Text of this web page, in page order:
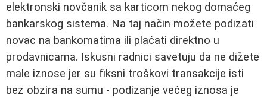
elektronski novčanik sa karticom nekog domaćeg
bankarskog sistema. Na taj način možete podizati
novac na bankomatima ili plaćati direktno u
prodavnicama. Iskusni radnici savetuju da ne dižete
male iznose jer su fiksni troškovi transakcije isti
bez obzira na sumu - podizanje većeg iznosa je